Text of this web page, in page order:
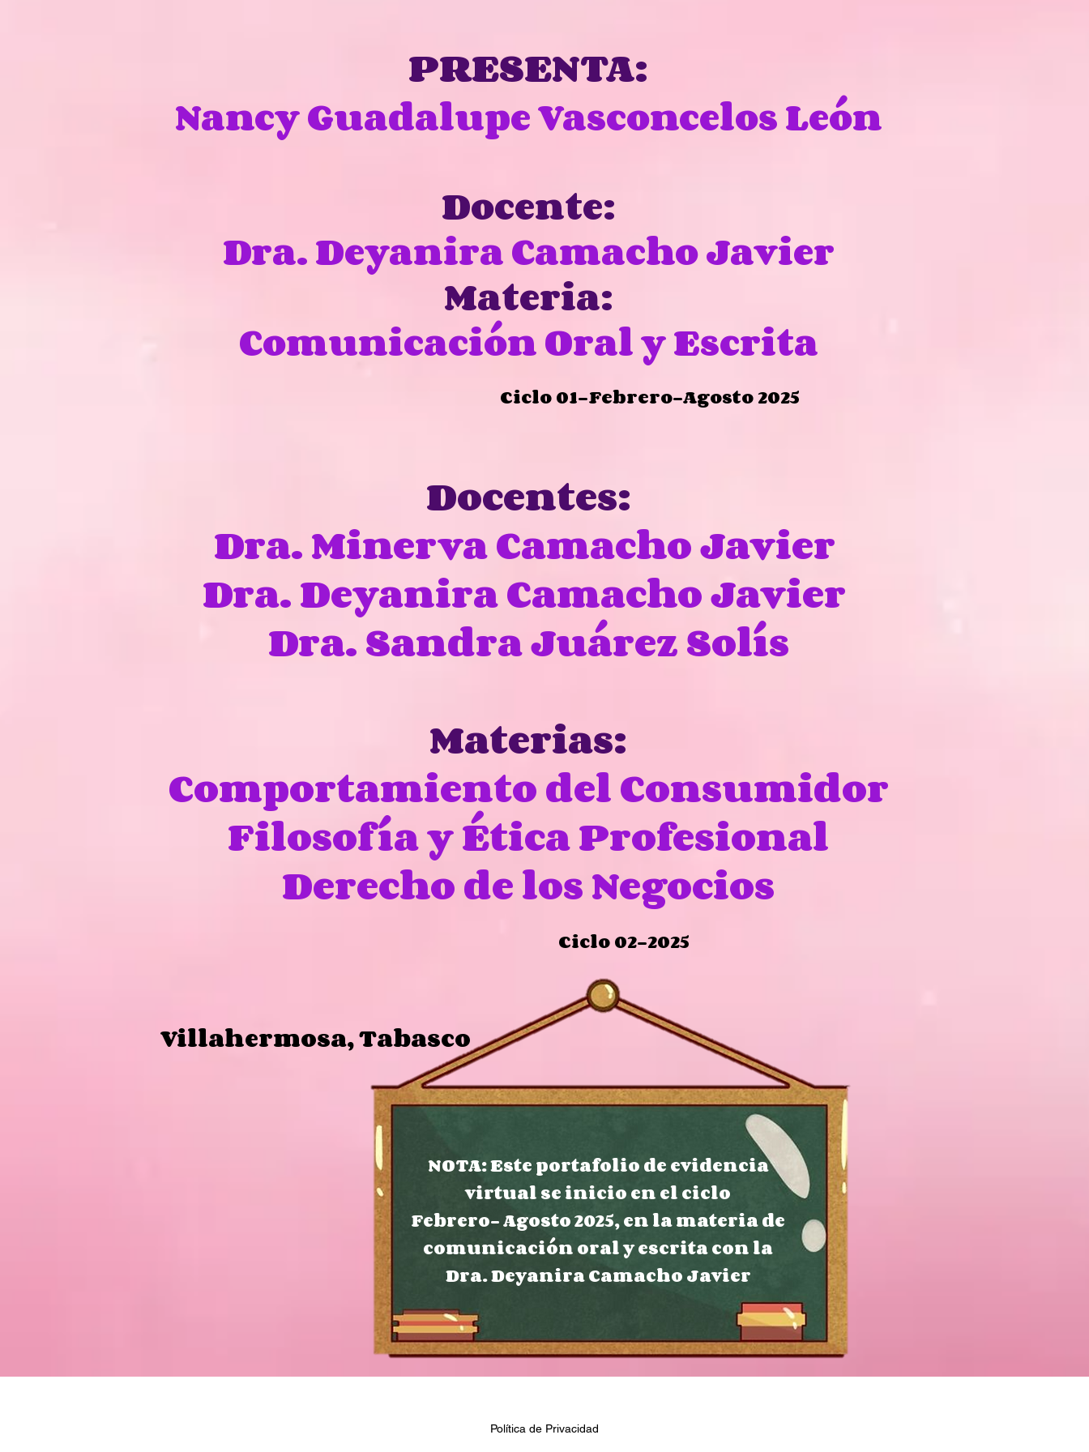
PRESENTA:
Nancy Guadalupe Vasconcelos León
Docente:
Dra. Deyanira Camacho Javier
Materia:
Comunicación Oral y Escrita
Ciclo 01-Febrero-Agosto 2025
Docentes:
Dra. Minerva Camacho Javier
Dra. Deyanira Camacho Javier
Dra. Sandra Juárez Solís
Materias:
Comportamiento del Consumidor
Filosofía y Ética Profesional
Derecho de los Negocios
Ciclo 02-2025
Villahermosa, Tabasco
NOTA: Este portafolio de evidencia
virtual se inicio en el ciclo
Febrero- Agosto 2025, en la materia de
comunicación oral y escrita con la
Dra. Deyanira Camacho Javier
Política de Privacidad